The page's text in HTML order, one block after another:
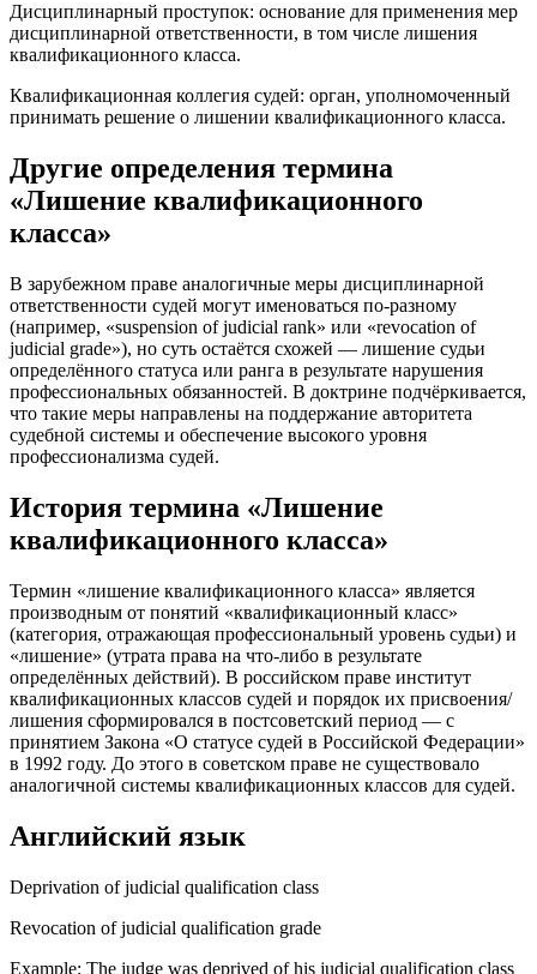
Дисциплинарный проступок: основание для применения мер
дисциплинарной ответственности, в том числе лишения
квалификационного класса.
Квалификационная коллегия судей: орган, уполномоченный
принимать решение о лишении квалификационного класса.
Другие определения термина
«Лишение квалификационного
класса»
В зарубежном праве аналогичные меры дисциплинарной
ответственности судей могут именоваться по‑разному
(например, «suspension of judicial rank» или «revocation of
judicial grade»), но суть остаётся схожей — лишение судьи
определённого статуса или ранга в результате нарушения
профессиональных обязанностей. В доктрине подчёркивается,
что такие меры направлены на поддержание авторитета
судебной системы и обеспечение высокого уровня
профессионализма судей.
История термина «Лишение
квалификационного класса»
Термин «лишение квалификационного класса» является
производным от понятий «квалификационный класс»
(категория, отражающая профессиональный уровень судьи) и
«лишение» (утрата права на что‑либо в результате
определённых действий). В российском праве институт
квалификационных классов судей и порядок их присвоения/
лишения сформировался в постсоветский период — с
принятием Закона «О статусе судей в Российской Федерации»
в 1992 году. До этого в советском праве не существовало
аналогичной системы квалификационных классов для судей.
Английский язык
Deprivation of judicial qualification class
Revocation of judicial qualification grade
Example: The judge was deprived of his judicial qualification class